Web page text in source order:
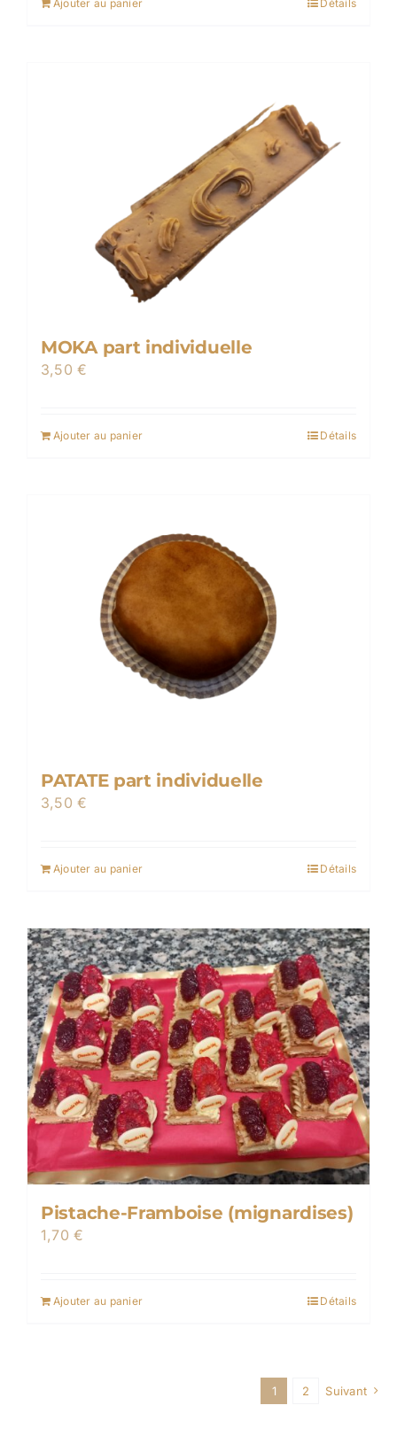
Ajouter au panier Détails
MOKA part individuelle
3,50€
Ajouter au panier Détails
PATATE part individuelle
3,50€
Ajouter au panier Détails
Pistache-Framboise (mignardises)
1,70€
Ajouter au panier Détails
1 2 Suivant